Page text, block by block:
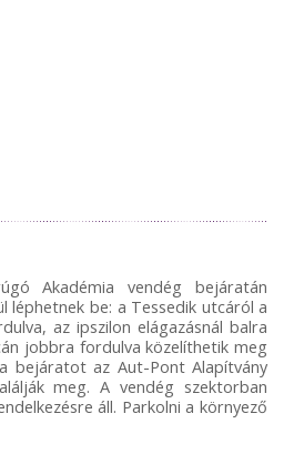
Akadémia vendég bejáratán
léphetnek be: a Tessedik utcáról a
az ipszilon elágazásnál balra
jobbra fordulva közelíthetik meg
bejáratot az Aut-Pont Alapítvány
meg. A vendég szektorban
áll. Parkolni a környező